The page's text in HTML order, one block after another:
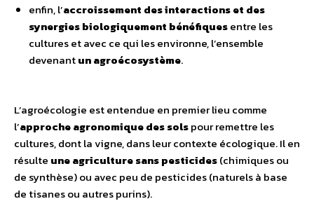
enfin, l’accroissement des interactions et des
synergies biologiquement bénéfiquesentre les
cultures et avec ce qui les environne, l’ensemble
devenantun agroécosystème.
L’agroécologie est entendue en premier lieu comme
l’approche agronomique des solspour remettre les
cultures, dont la vigne, dans leur contexte écologique. Il en
résulte une agriculture sans pesticides(chimiques ou
de synthèse) ou avec peu de pesticides (naturels à base
de tisanes ou autres purins).